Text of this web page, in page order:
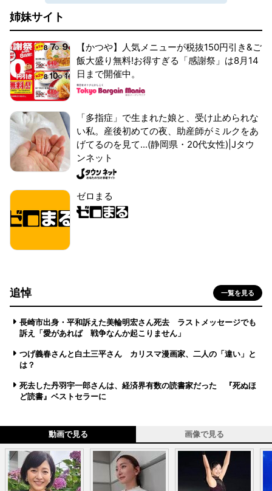
姉妹サイト
【かつや】人気メニューが税抜150円引き&ご
飯大盛り無料!お得すぎる「感謝祭」は8月14
日まで開催中。
「多指症」で生まれた娘と、受け止められな
い私。産後初めての夜、助産師がミルクをあ
げてるのを見て...(静岡県・20代女性)|Jタウ
ンネット
ゼロまる
追悼 一覧を見る
長崎市出身・平和訴えた美輪明宏さん死去 ラストメッセージでも
訴え「愛があれば 戦争なんか起こりません」
つげ義春さんと白土三平さん カリスマ漫画家、二人の「違い」と
は？
死去した丹羽宇一郎さんは、経済界有数の読書家だった 『死ぬほ
ど読書』ベストセラーに
動画で見る 画像で見る